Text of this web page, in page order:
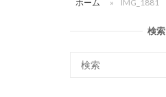
ホーム » IMG_1881
検索